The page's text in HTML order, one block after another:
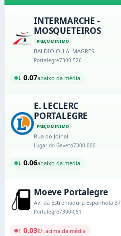
INTERMARCHE -
MOSQUETEIROS
PREÇO MINIMO
BALDIO OU ALMAGRES
Portalegre7300-526
↓ 0.07abaixo da média
E. LECLERC
PORTALEGRE
PREÇO MINIMO
Rua do Joinal
Lugar do Gaveto7300-000
↓ 0.06abaixo da média
Moeve Portalegre
Av. da Estremadura Espanhola 37
Portalegre7300-051
↑ 0.03€/l acima da média